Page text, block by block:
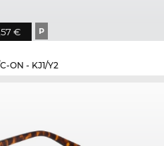
€ P
ON - KJ1/Y2